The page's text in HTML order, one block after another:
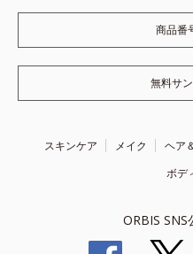
商品番
無料サ
スキンケア メイク ヘア
ボデ
ORBIS SNS